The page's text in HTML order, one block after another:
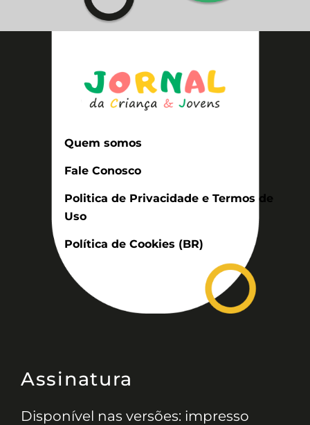
Quem somos
Fale Conosco
Politica de Privacidade e Termos de
Uso
Política de Cookies (BR)
Assinatura
Disponível nas versões: impresso